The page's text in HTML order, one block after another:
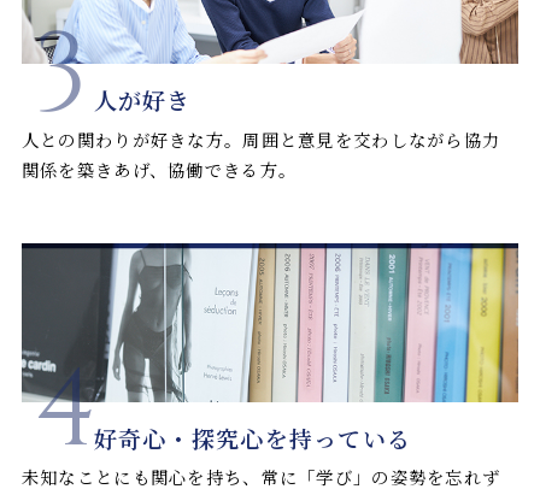
3 人が好き
人との関わりが好きな方。周囲と意見を交わしながら協力
関係を築きあげ、協働できる方。
4好奇心・探究心を持っている
未知なことにも関心を持ち、常に「学び」の姿勢を忘れず